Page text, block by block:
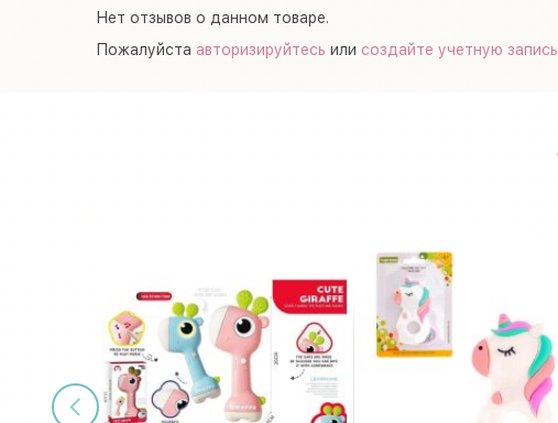
Нет отзывов о данном товаре.
Пожалуйста авторизируйтесь или создайте учетную запись